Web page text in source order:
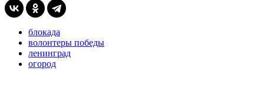
блокада
волонтеры победы
ленинград
огород